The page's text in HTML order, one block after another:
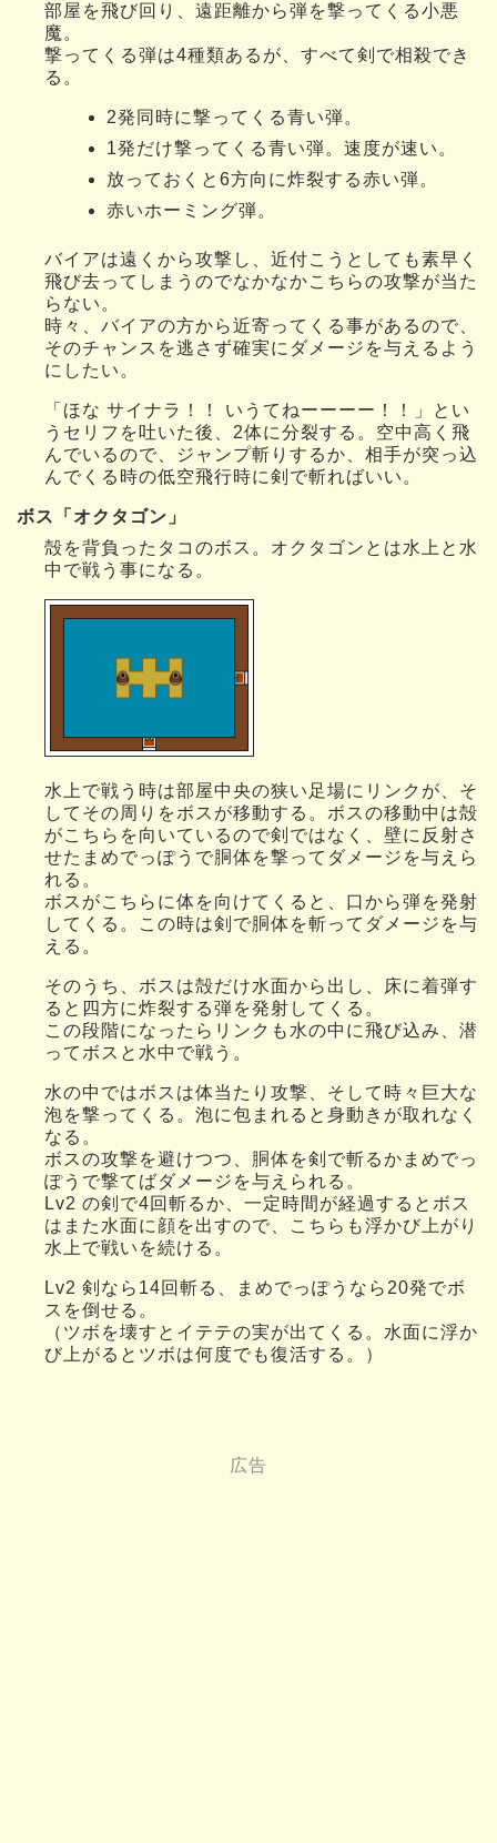
部屋を飛び回り、遠距離から弾を撃ってくる小悪
魔。
撃ってくる弾は4種類あるが、すべて剣で相殺でき
る。
2発同時に撃ってくる青い弾。
1発だけ撃ってくる青い弾。速度が速い。
放っておくと6方向に炸裂する赤い弾。
赤いホーミング弾。
バイアは遠くから攻撃し、近付こうとしても素早く
飛び去ってしまうのでなかなかこちらの攻撃が当た
らない。
時々、バイアの方から近寄ってくる事があるので、
そのチャンスを逃さず確実にダメージを与えるよう
にしたい。
「ほな サイナラ！！ いうてねーーーー！！」とい
うセリフを吐いた後、2体に分裂する。空中高く飛
んでいるので、ジャンプ斬りするか、相手が突っ込
んでくる時の低空飛行時に剣で斬ればいい。
ボス「オクタゴン」
殻を背負ったタコのボス。オクタゴンとは水上と水
中で戦う事になる。
水上で戦う時は部屋中央の狭い足場にリンクが、そ
してその周りをボスが移動する。ボスの移動中は殻
がこちらを向いているので剣ではなく、壁に反射さ
せたまめでっぽうで胴体を撃ってダメージを与えら
れる。
ボスがこちらに体を向けてくると、口から弾を発射
してくる。この時は剣で胴体を斬ってダメージを与
える。
そのうち、ボスは殻だけ水面から出し、床に着弾す
ると四方に炸裂する弾を発射してくる。
この段階になったらリンクも水の中に飛び込み、潜
ってボスと水中で戦う。
水の中ではボスは体当たり攻撃、そして時々巨大な
泡を撃ってくる。泡に包まれると身動きが取れなく
なる。
ボスの攻撃を避けつつ、胴体を剣で斬るかまめでっ
ぽうで撃てばダメージを与えられる。
Lv2 の剣で4回斬るか、一定時間が経過するとボス
はまた水面に顔を出すので、こちらも浮かび上がり
水上で戦いを続ける。
Lv2 剣なら14回斬る、まめでっぽうなら20発でボ
スを倒せる。
（ツボを壊すとイテテの実が出てくる。水面に浮か
び上がるとツボは何度でも復活する。）